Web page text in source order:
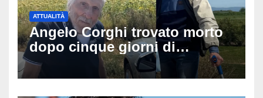
ATTUALITÀ
Angelo Corghi trovato morto
dopo cinque giorni di
ricerche: il giallo dell’80enne
scomparso dopo essere